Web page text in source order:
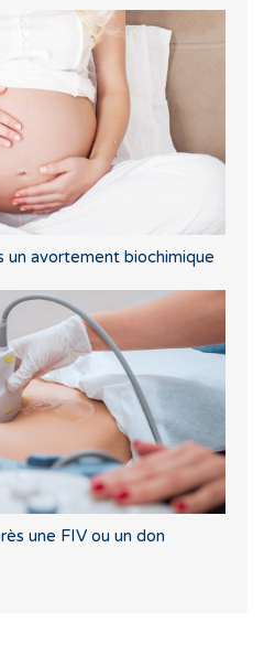
un avortement biochimique
une FIV ou un don